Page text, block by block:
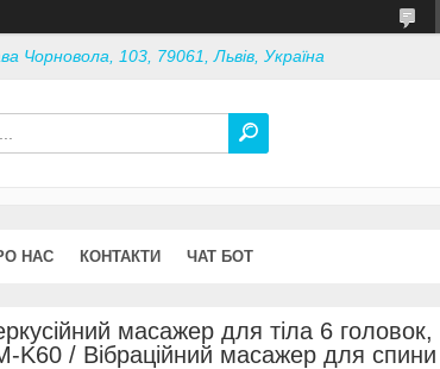
Чорновола, 103, 79061, Львів, Україна
НАС КОНТАКТИ ЧАТ БОТ
масажер для тіла 6
K60 / Вібраційний масажер для спини